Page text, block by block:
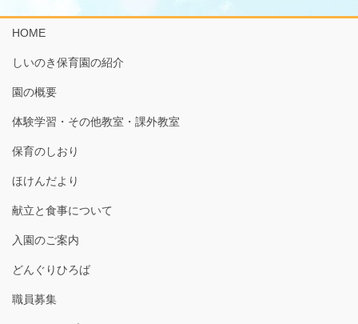
HOME
しいのき保育園の紹介
園の概要
体験学習・その他教室・課外教室
保育のしおり
ほけんだより
献立と食事について
入園のご案内
どんぐりひろば
職員募集